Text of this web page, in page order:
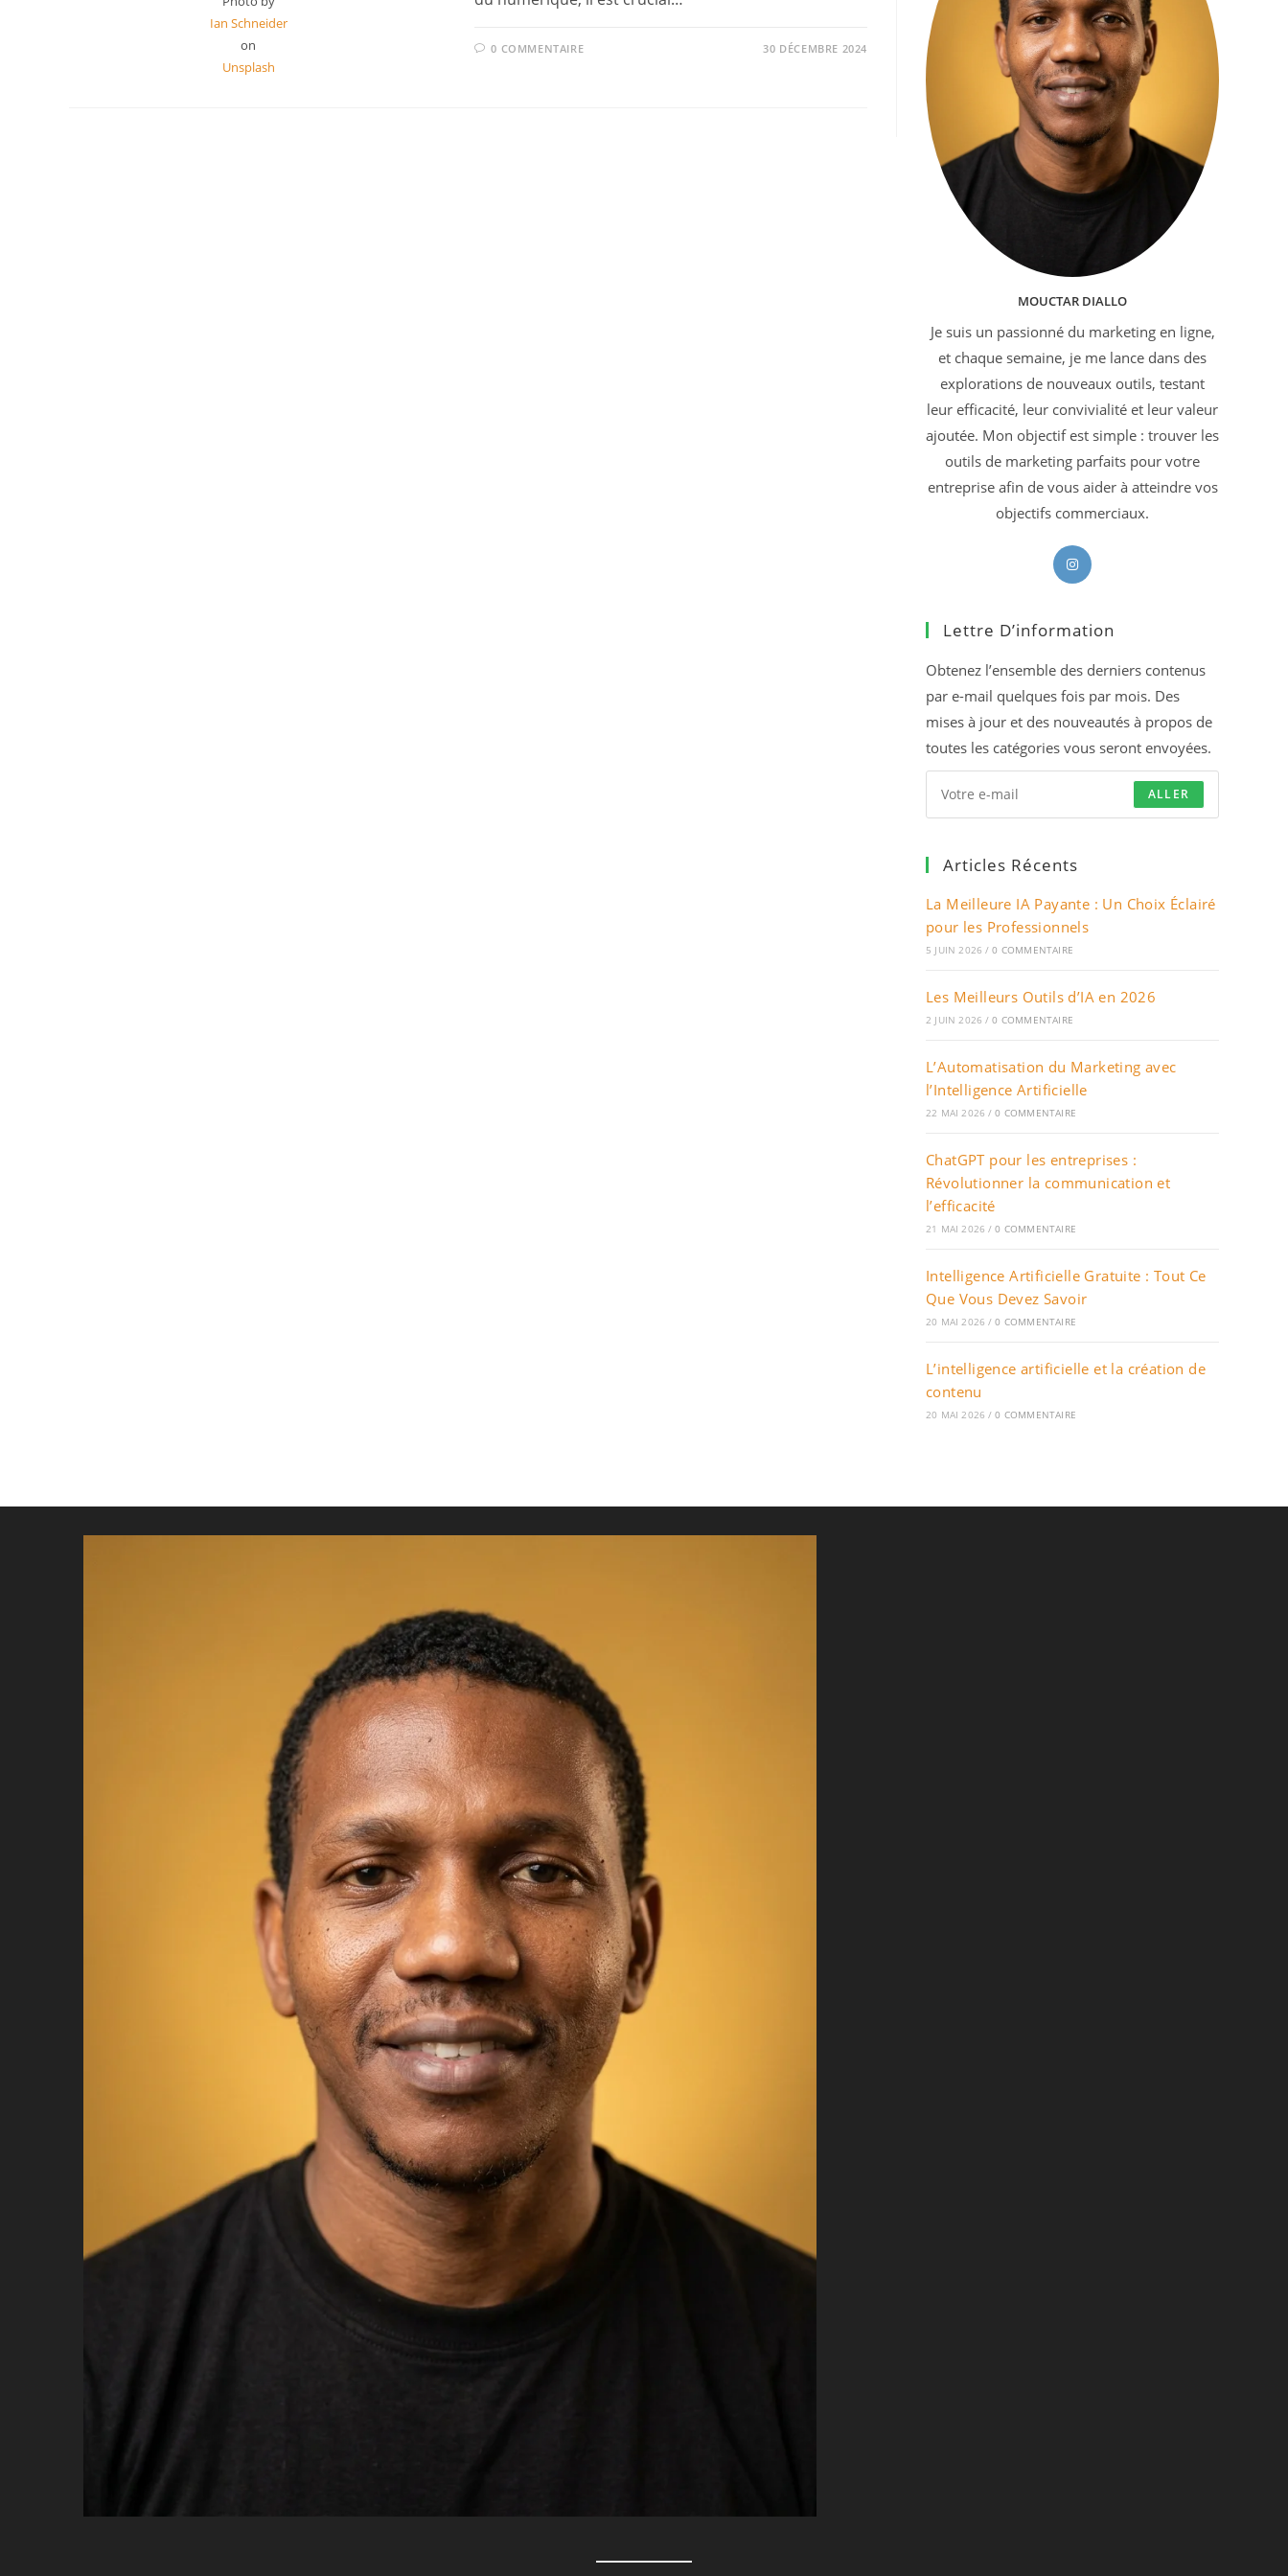
Ian Schneider
on
Unsplash
0 COMMENTAIRE 30 DÉCEMBRE 2024
MOUCTAR DIALLO
Je suis un passionné du marketing en ligne,
et chaque semaine, je me lance dans des
explorations de nouveaux outils, testant
leur efficacité, leur convivialité et leur valeur
ajoutée. Mon objectif est simple : trouver les
outils de marketing parfaits pour votre
entreprise afin de vous aider à atteindre vos
objectifs commerciaux.
S’ouvre
nouvel
Lettre D’information
Obtenez l’ensemble des derniers contenus
par e-mail quelques fois par mois. Des
mises à jour et des nouveautés à propos de
toutes les catégories vous seront envoyées.
ALLER
Articles Récents
La Meilleure IA Payante : Un Choix Éclairé
pour les Professionnels
5 JUIN 2026 / 0 COMMENTAIRE
Les Meilleurs Outils d’IA en 2026
2 JUIN 2026 / 0 COMMENTAIRE
L’Automatisation du Marketing avec
l’Intelligence Artificielle
22 MAI 2026 / 0 COMMENTAIRE
ChatGPT pour les entreprises :
Révolutionner la communication et
l’efficacité
21 MAI 2026 / 0 COMMENTAIRE
Intelligence Artificielle Gratuite : Tout Ce
Que Vous Devez Savoir
20 MAI 2026 / 0 COMMENTAIRE
L’intelligence artificielle et la création de
contenu
20 MAI 2026 / 0 COMMENTAIRE